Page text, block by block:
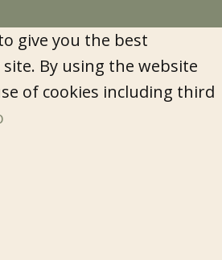
give you the best
By using the website
of cookies including third